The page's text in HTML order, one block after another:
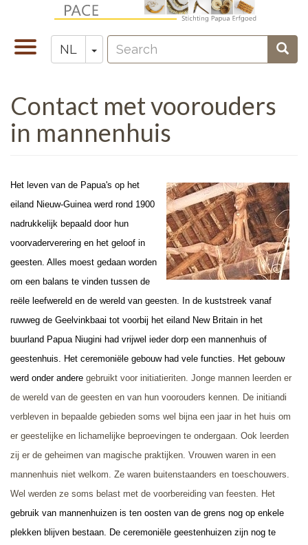
naar
gaan
Navigatie
wisselen
NL Toggle Dropdown
Zoeken
Search
Contact met voorouders
in mannenhuis
Het leven van de Papua's op het
eiland Nieuw-Guinea werd rond 1900
nadrukkelijk bepaald door hun
voorvaderverering en het geloof in
geesten. Alles moest gedaan worden
om een balans te vinden tussen de
reële leefwereld en de wereld van geesten. In de kuststreek vanaf
ruwweg de Geelvinkbaai tot voorbij het eiland New Britain in het
buurland Papua Niugini had vrijwel ieder dorp een mannenhuis of
geestenhuis.
Het ceremoniële gebouw had vele functies.
Het gebouw
werd onder andere gebruikt voor initiatieriten. Jonge mannen leerden er
de wereld van de geesten en van hun voorouders kennen. De initiandi
verbleven in bepaalde gebieden soms wel bijna een jaar in het huis om
er geestelijke en lichamelijke beproevingen te ondergaan. Ook leerden
zij er de geheimen van magische praktijken. Vrouwen waren in een
mannenhuis niet welkom. Ze waren buitenstaanders en toeschouwers.
Wel werden ze soms belast met de voorbereiding van feesten. Het
gebruik van mannenhuizen is ten oosten van de grens nog op enkele
plekken blijven bestaan. De ceremoniële geestenhuizen zijn nog te